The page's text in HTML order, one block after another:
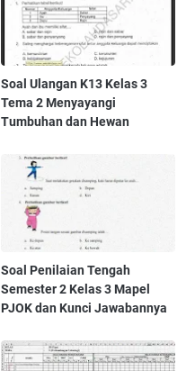
Soal Ulangan K13 Kelas 3
Tema 2 Menyayangi
Tumbuhan dan Hewan
Soal Penilaian Tengah
Semester 2 Kelas 3 Mapel
PJOK dan Kunci Jawabannya